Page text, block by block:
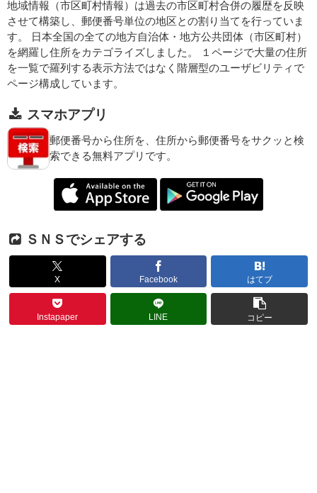
地域情報（市区町村情報）は過去の市区町村合併の履歴を反映
させて構築し、郵便番号単位の地区との割り当てを行っていま
す。 日本全国の全ての地方自治体・地方公共団体（市区町村）
を網羅し住所をカテゴライズしました。 １ページで大量の住所
を一覧で羅列する表示方法ではなく階層型のユーザビリティで
ページ構成しています。
スマホアプリ
郵便番号から住所を、住所から郵便番号をサクッと検
索できる無料アプリです。
ＳＮＳでシェアする
X Facebook はてブ
Instapaper LINE コピー